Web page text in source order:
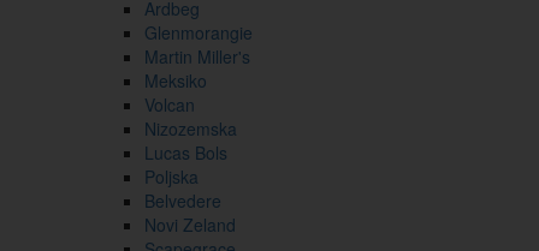
Ardbeg
Glenmorangie
Martin Miller's
Meksiko
Volcan
Nizozemska
Lucas Bols
Poljska
Belvedere
Novi Zeland